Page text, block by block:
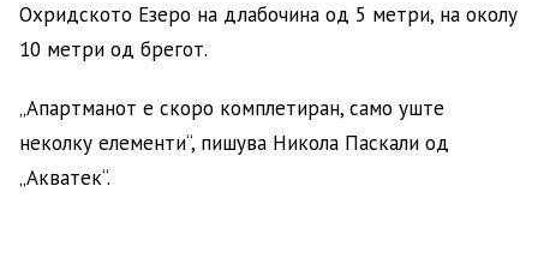
Охридското Езеро на длабочина од 5 метри, на околу
10 метри од брегот.
„Апартманот е скоро комплетиран, само уште
неколку елементи“, пишува Никола Паскали од
„Акватек“.